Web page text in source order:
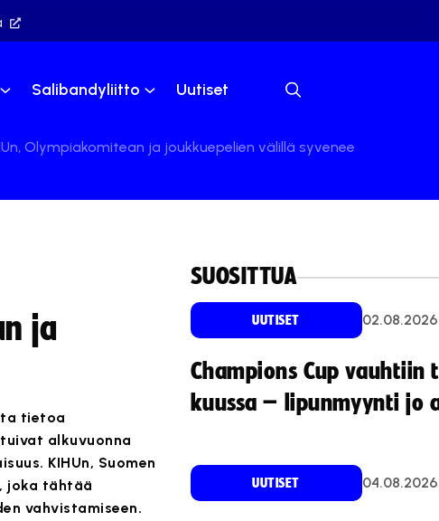
Salibandyliitto Uutiset
Olympiakomitean ja joukkuepelien välillä syvenee
ja
tietoa
alkuvuonna
KIHUn, Suomen
joka tähtää
vahvistamiseen.
SUOSITTUA
UUTISET 02.08.2026
Champions Cup vauhtiin
kuussa – lipunmyynti jo
UUTISET 04.08.2026